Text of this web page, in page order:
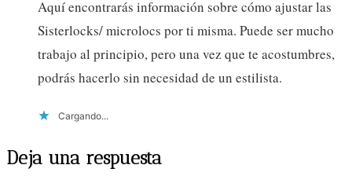
Aquí encontrarás información sobre cómo ajustar las
Sisterlocks/ microlocs por ti misma. Puede ser mucho
trabajo al principio, pero una vez que te acostumbres,
podrás hacerlo sin necesidad de un estilista.
Cargando...
Deja una respuesta